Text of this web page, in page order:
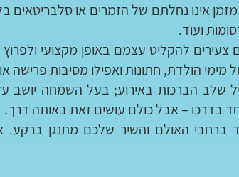
אינו נחלתם של הזמרים או סלבריטאים
ועוד.
להקליט עצמם באופן מקצועי
מימי הולדת, חתונות ואפילו מסיבות פרישה
שלב הברכות באירוע; בעל השמחה יושב
בדרכו – אבל כולם עושים זאת באותה דרך.
האולם והשיר שלכם מתנגן ברקע.